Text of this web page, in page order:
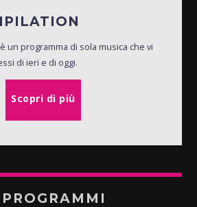
un programma di sola musica che vi
di ieri e di oggi.
Scopri di più